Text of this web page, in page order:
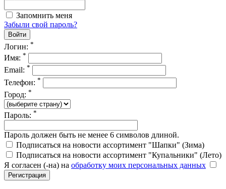
Запомнить меня
Забыли свой пароль?
Логин: *
Имя: *
Email: *
Телефон: *
Город: *
Пароль: *
Пароль должен быть не менее 6 символов длиной.
Подписаться на новости ассортимент "Шапки" (Зима)
Подписаться на новости ассортимент "Купальники" (Лето)
Я согласен (-на) на обработку моих персональных данных